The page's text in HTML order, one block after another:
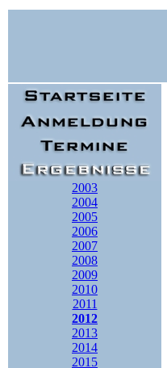
2003
2004
2005
2006
2007
2008
2009
2010
2011
2012
2013
2014
2015